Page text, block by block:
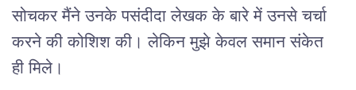
सोचकर मैंने उनके पसंदीदा लेखक के बारे में उनसे चर्चा
करने की कोशिश की। लेकिन मुझे केवल समान संकेत
ही मिले।